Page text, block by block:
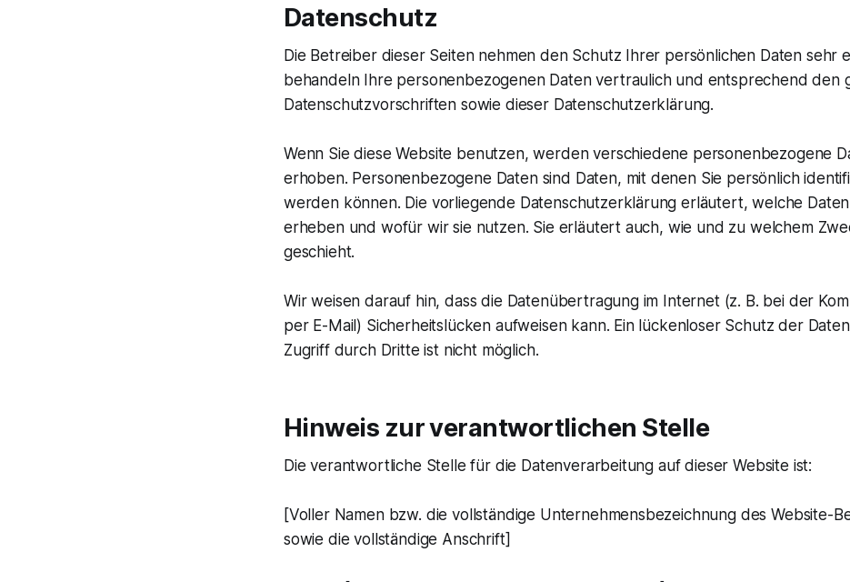
Datenschutz
Die Betreiber dieser Seiten nehmen den Schutz Ihrer persönlichen Daten sehr
behandeln Ihre personenbezogenen Daten vertraulich und entsprechend den
Datenschutzvorschriften sowie dieser Datenschutzerklärung.
Wenn Sie diese Website benutzen, werden verschiedene personenbezogene
erhoben. Personenbezogene Daten sind Daten, mit denen Sie persönlich
werden können. Die vorliegende Datenschutzerklärung erläutert, welche
erheben und wofür wir sie nutzen. Sie erläutert auch, wie und zu welchem
geschieht.
Wir weisen darauf hin, dass die Datenübertragung im Internet (z. B. bei der
per E-Mail) Sicherheitslücken aufweisen kann. Ein lückenloser Schutz der
Zugriff durch Dritte ist nicht möglich.
Hinweis zur verantwortlichen Stelle
Die verantwortliche Stelle für die Datenverarbeitung auf dieser Website ist:
[Voller Namen bzw. die vollständige Unternehmensbezeichnung des Website-
sowie die vollständige Anschrift]